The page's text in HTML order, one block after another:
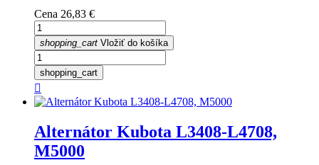
Cena 26,83 €
shopping_cart Vložiť do košíka
shopping_cart

Alternátor Kubota L3408-L4708,
M5000